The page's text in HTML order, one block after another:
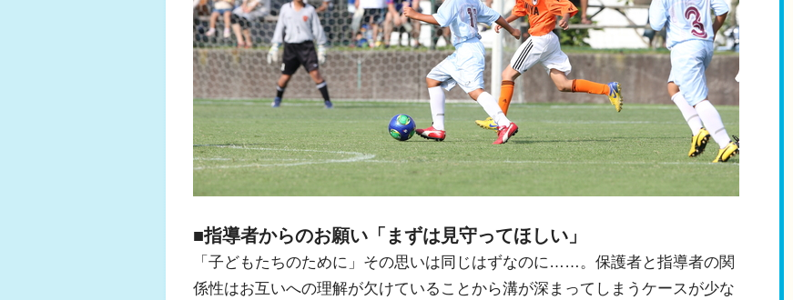
■指導者からのお願い「まずは見守ってほしい」
「子どもたちのために」その思いは同じはずなのに……。保護者と指導者の関
係性はお互いへの理解が欠けていることから溝が深まってしまうケースが少な